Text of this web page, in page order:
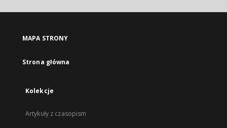
MAPA STRONY
Strona główna
Kolekcje
Artykuły z czasopism